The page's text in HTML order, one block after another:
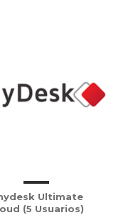
Ultimate
(5 Usuarios)